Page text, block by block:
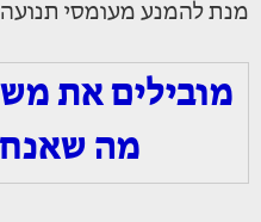
מנת להמנע מעומסי
מובילים את
מה